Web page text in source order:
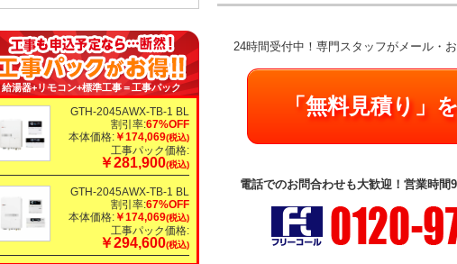
給湯器+リモコン+標準工事＝工事パック
GTH-2045AWX-TB-1 BL
割引率:67%OFF
本体価格: ￥174,069(税込)
工事パック価格:
￥281,900(税込)
GTH-2045AWX-TB-1 BL
割引率:67%OFF
本体価格: ￥174,069(税込)
工事パック価格:
￥294,600(税込)
24時間受付中！専門スタッフがメール・
「無料見積り」
電話でのお問合わせも大歓迎！営業時間